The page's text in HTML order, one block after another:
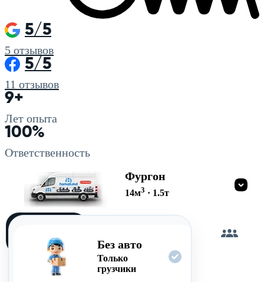
5/5
5 отзывов
5/5
11 отзывов
9+
Лет опыта
100%
Ответственность
Фургон
14м3 · 1.5т
Без авто
Только
грузчики